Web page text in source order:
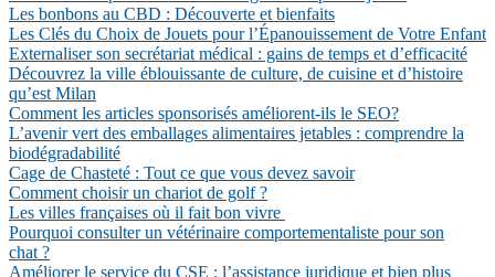
Les bonbons au CBD : Découverte et bienfaits
Les Clés du Choix de Jouets pour l’Épanouissement de Votre Enfant
Externaliser son secrétariat médical : gains de temps et d’efficacité
Découvrez la ville éblouissante de culture, de cuisine et d’histoire
qu’est Milan
Comment les articles sponsorisés améliorent-ils le SEO?
L’avenir vert des emballages alimentaires jetables : comprendre la
biodégradabilité
Cage de Chasteté : Tout ce que vous devez savoir
Comment choisir un chariot de golf ?
Les villes françaises où il fait bon vivre
Pourquoi consulter un vétérinaire comportementaliste pour son
chat ?
Améliorer le service du CSE : l’assistance juridique et bien plus